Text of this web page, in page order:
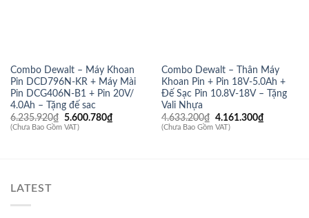
Combo Dewalt – Máy Khoan
Pin DCD796N-KR + Máy Mài
Pin DCG406N-B1 + Pin 20V/
4.0Ah – Tặng đế sac
6.235.920₫ Giá
gốc
5.600.780₫Giá
(Chưa Bao Gồm VAT)
Combo Dewalt – Thân Máy
Khoan Pin + Pin 18V-5.0Ah +
Đế Sạc Pin 10.8V-18V – Tặng
Vali Nhựa
4.633.200₫ Giá
gốc
4.161.300₫Giá
(Chưa Bao Gồm VAT)
LATEST